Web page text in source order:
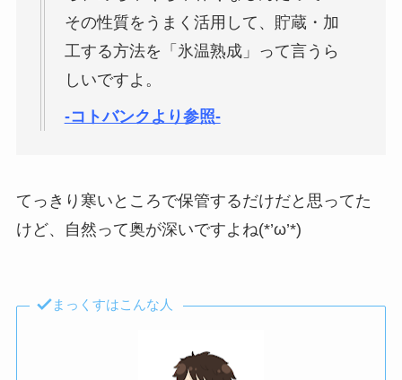
その性質をうまく活用して、貯蔵・加
工する方法を「氷温熟成」って言うら
しいですよ。
-コトバンクより参照-
てっきり寒いところで保管するだけだと思ってた
けど、自然って奥が深いですよね(*’ω’*)
まっくすはこんな人